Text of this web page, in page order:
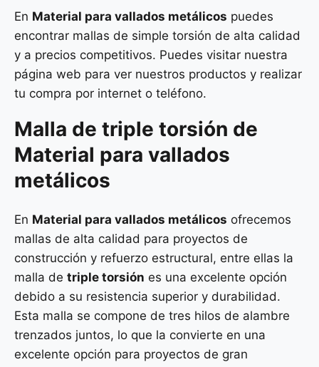
En Material para vallados metálicos puedes
encontrar mallas de simple torsión de alta calidad
y a precios competitivos. Puedes visitar nuestra
página web para ver nuestros productos y realizar
tu compra por internet o teléfono.
Malla de triple torsión de
Material para vallados
metálicos
En Material para vallados metálicos ofrecemos
mallas de alta calidad para proyectos de
construcción y refuerzo estructural, entre ellas la
malla de triple torsión es una excelente opción
debido a su resistencia superior y durabilidad.
Esta malla se compone de tres hilos de alambre
trenzados juntos, lo que la convierte en una
excelente opción para proyectos de gran